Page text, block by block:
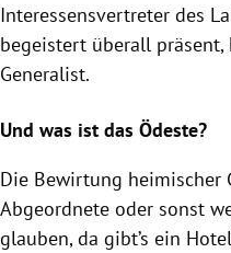
Interessensvertreter des
begeistert überall
Generalist.
Und was ist das Ödeste?
Die Bewirtung heimischer
Abgeordnete oder sonst
glauben, da gibt’s ein